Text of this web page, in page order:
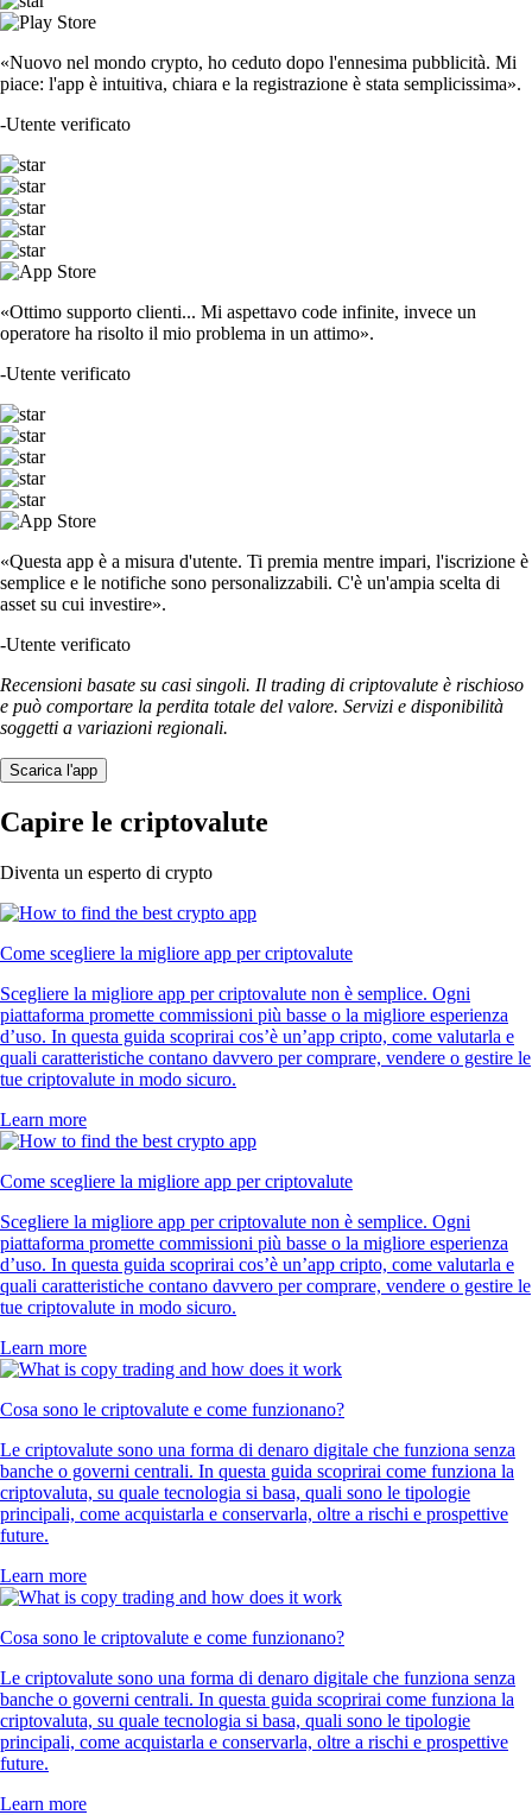
«Nuovo nel mondo crypto, ho ceduto dopo l'ennesima pubblicità. Mi
piace: l'app è intuitiva, chiara e la registrazione è stata semplicissima».
-Utente verificato
«Ottimo supporto clienti... Mi aspettavo code infinite, invece un
operatore ha risolto il mio problema in un attimo».
-Utente verificato
«Questa app è a misura d'utente. Ti premia mentre impari, l'iscrizione è
semplice e le notifiche sono personalizzabili. C'è un'ampia scelta di
asset su cui investire».
-Utente verificato
Recensioni basate su casi singoli. Il trading di criptovalute è rischioso
e può comportare la perdita totale del valore. Servizi e disponibilità
soggetti a variazioni regionali.
Scarica l'app
Capire le criptovalute
Diventa un esperto di crypto
Come scegliere la migliore app per criptovalute
Scegliere la migliore app per criptovalute non è semplice. Ogni
piattaforma promette commissioni più basse o la migliore esperienza
d’uso. In questa guida scoprirai cos’è un’app cripto, come valutarla e
quali caratteristiche contano davvero per comprare, vendere o gestire le
tue criptovalute in modo sicuro.
Learn more
Come scegliere la migliore app per criptovalute
Scegliere la migliore app per criptovalute non è semplice. Ogni
piattaforma promette commissioni più basse o la migliore esperienza
d’uso. In questa guida scoprirai cos’è un’app cripto, come valutarla e
quali caratteristiche contano davvero per comprare, vendere o gestire le
tue criptovalute in modo sicuro.
Learn more
Cosa sono le criptovalute e come funzionano?
Le criptovalute sono una forma di denaro digitale che funziona senza
banche o governi centrali. In questa guida scoprirai come funziona la
criptovaluta, su quale tecnologia si basa, quali sono le tipologie
principali, come acquistarla e conservarla, oltre a rischi e prospettive
future.
Learn more
Cosa sono le criptovalute e come funzionano?
Le criptovalute sono una forma di denaro digitale che funziona senza
banche o governi centrali. In questa guida scoprirai come funziona la
criptovaluta, su quale tecnologia si basa, quali sono le tipologie
principali, come acquistarla e conservarla, oltre a rischi e prospettive
future.
Learn more